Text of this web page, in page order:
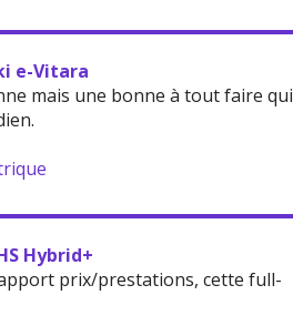
e-Vitara
mais une bonne à tout faire qui
Hybrid+
prix/prestations, cette full-